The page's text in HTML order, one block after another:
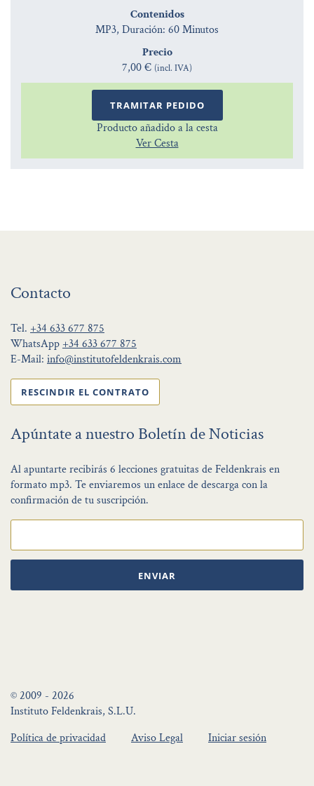
Contenidos
MP3, Duración: 60 Minutos
Precio
7,00 € (incl. IVA)
TRAMITAR PEDIDO
Producto añadido a la cesta
Ver Cesta
Contacto
Tel. +34 633 677 875
WhatsApp +34 633 677 875
E-Mail: info@institutofeldenkrais.com
RESCINDIR EL CONTRATO
Apúntate a nuestro Boletín de Noticias
Al apuntarte recibirás 6 lecciones gratuitas de Feldenkrais en
formato mp3. Te enviaremos un enlace de descarga con la
confirmación de tu suscripción.
ENVIAR
© 2009 - 2026
Instituto Feldenkrais, S.L.U.
Política de privacidad
Aviso Legal Iniciar sesión